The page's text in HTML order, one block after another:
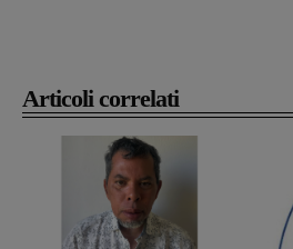
Articoli correlati